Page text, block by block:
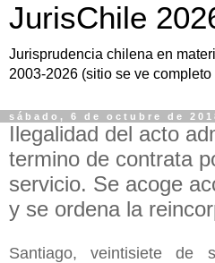
JurisChile
Jurisprudencia chilena en
2003-2026 (sitio se ve
sábado, 6 de octubre de
Ilegalidad del acto
termino de contrata
servicio. Se acoge
y se ordena la
Santiago, veintisiete de